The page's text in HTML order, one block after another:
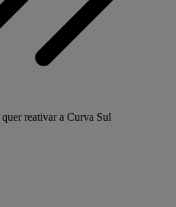
reativar a Curva Sul